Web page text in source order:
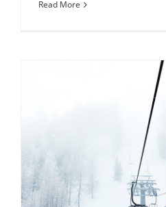
Read More